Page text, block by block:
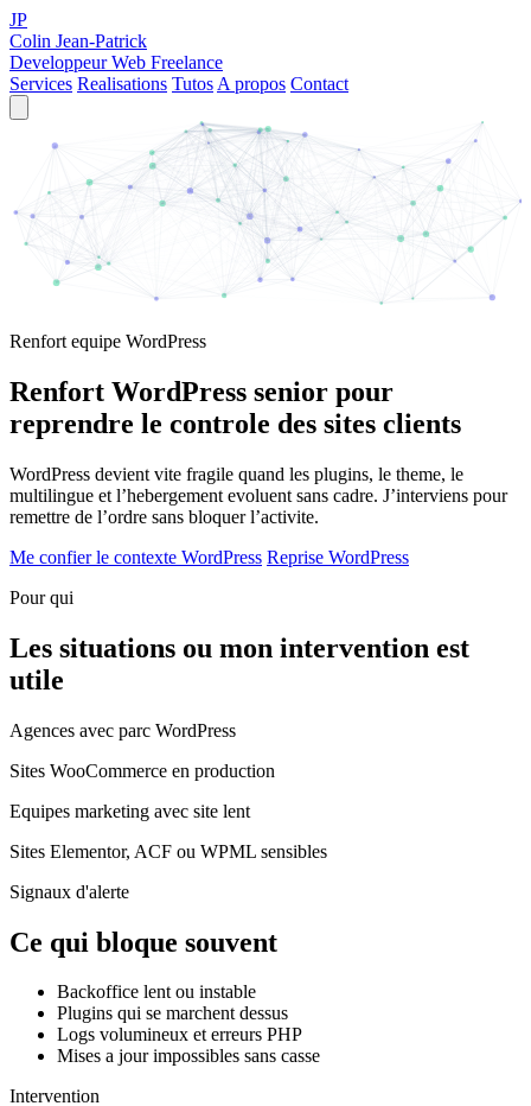
JP
Colin Jean-Patrick
Developpeur Web Freelance
Services Realisations Tutos A propos Contact
Renfort equipe WordPress
Renfort WordPress senior pour
reprendre le controle des sites clients
WordPress devient vite fragile quand les plugins, le theme, le
multilingue et l’hebergement evoluent sans cadre. J’interviens pour
remettre de l’ordre sans bloquer l’activite.
Me confier le contexte WordPress Reprise WordPress
Pour qui
Les situations ou mon intervention est
utile
Agences avec parc WordPress
Sites WooCommerce en production
Equipes marketing avec site lent
Sites Elementor, ACF ou WPML sensibles
Signaux d'alerte
Ce qui bloque souvent
Backoffice lent ou instable
Plugins qui se marchent dessus
Logs volumineux et erreurs PHP
Mises a jour impossibles sans casse
Intervention